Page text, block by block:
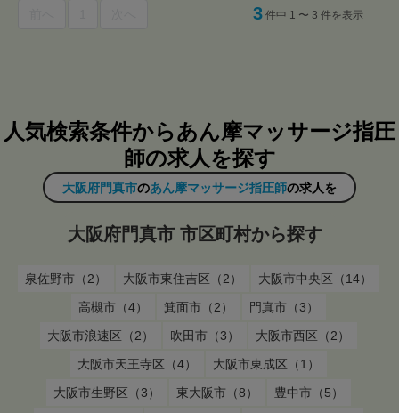
3 件中 1 〜 3 件を表示
人気検索条件からあん摩マッサージ指圧
師の求人を探す
大阪府門真市のあん摩マッサージ指圧師の求人を
大阪府門真市 市区町村から探す
泉佐野市（2） 大阪市東住吉区（2）
大阪市中央区（14）
高槻市（4）
箕面市（2）
門真市（3）
大阪市浪速区（2）
吹田市（3）
大阪市西区（2）
大阪市天王寺区（4）
大阪市東成区（1）
大阪市生野区（3）
東大阪市（8）
豊中市（5）